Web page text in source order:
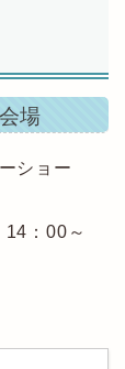
場
ショー
14：00～